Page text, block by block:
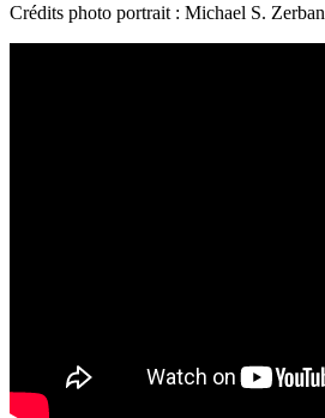
Crédits photo portrait : Michael S. Zerban